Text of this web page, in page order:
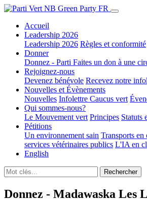
Accueil
Leadership 2026
Leadership 2026 Règles et conformité
Donner
Donnez - Parti Faites un don à une
Rejoignez-nous
Devenez bénévole Recevez notre
Nouvelles et Évènements
Nouvelles Infolettre Caucus vert
Qui sommes-nous?
Le Mouvement vert Principes Statuts
Pétitions
Un environnement sain Transports en
services vétérinaires publics L'IA en
English
Donnez - Madawaska Les